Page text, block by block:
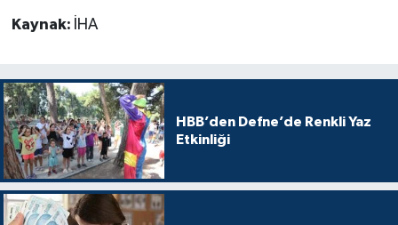
Kaynak: İHA
HBB’den Defne’de Renkli Yaz
Etkinliği